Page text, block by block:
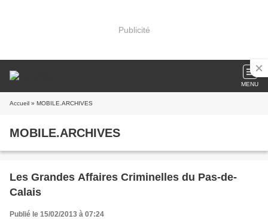
Publicité
MENU
Accueil » MOBILE.ARCHIVES
MOBILE.ARCHIVES
Les Grandes Affaires Criminelles du Pas-de-
Calais
Publié le 15/02/2013 à 07:24